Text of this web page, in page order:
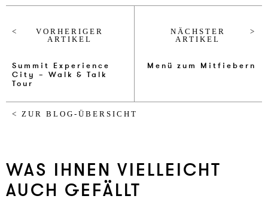
VORHERIGER
ARTIKEL
Summit Experience
City – Walk & Talk
Tour
NÄCHSTER
ARTIKEL
Menü zum Mitfiebern
< ZUR BLOG-ÜBERSICHT
WAS IHNEN VIELLEICHT
AUCH GEFÄLLT